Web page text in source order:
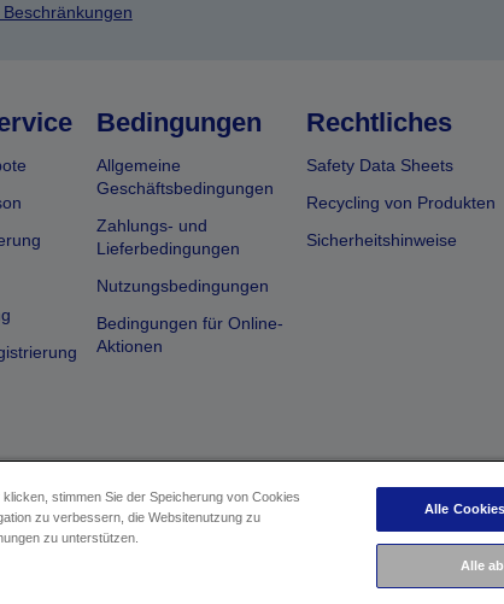
Bedingungen
Allgemeine
Geschäftsbedingungen
Zahlungs- und
Lieferbedingungen
Nutzungsbedingungen
Bedingungen für Online-
Aktionen
Rechtliches
Safety Data Sheets
Recycling von Produkten
Sicherheitshinweise
stimmen Sie der Speicherung von Cookies
zu verbessern, die Websitenutzung zu
zu unterstützen.
Alle
Alle